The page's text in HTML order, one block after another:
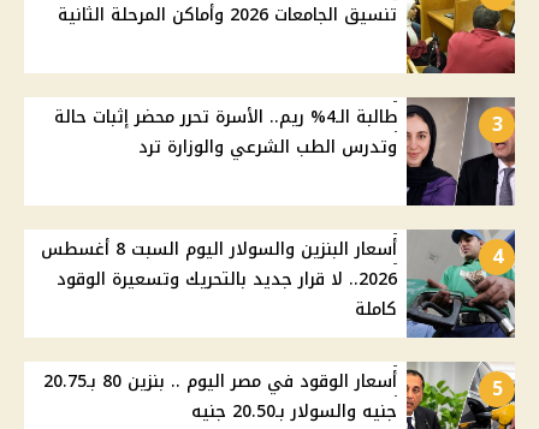
تنسيق الجامعات 2026 وأماكن المرحلة الثانية
3
طالبة الـ4% ريم.. الأسرة تحرر محضر إثبات حالة
وتدرس الطب الشرعي والوزارة ترد
4
أسعار البنزين والسولار اليوم السبت 8 أغسطس
2026.. لا قرار جديد بالتحريك وتسعيرة الوقود
كاملة
5
أسعار الوقود في مصر اليوم .. بنزين 80 بـ20.75
جنيه والسولار بـ20.50 جنيه